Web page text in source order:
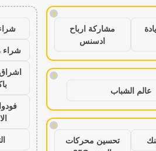
!
مشاركة ارباح
ادسنس
!
عالم الشباب
!
تحسين محركات
شراء